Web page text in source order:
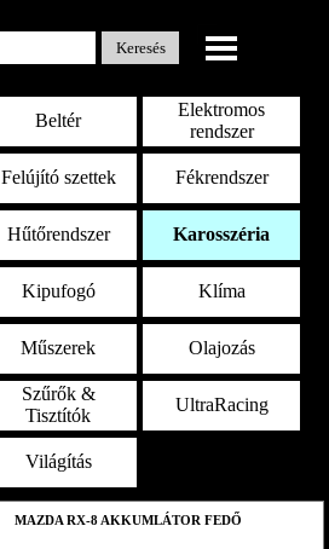
Keresés
Beltér
Elektromos
rendszer
Felújító szettek Fékrendszer
Hűtőrendszer Karosszéria
Kipufogó Klíma
Műszerek Olajozás
Szűrők &
Tisztítók
UltraRacing
Világítás
MAZDA RX-8 AKKUMLÁTOR FEDŐ